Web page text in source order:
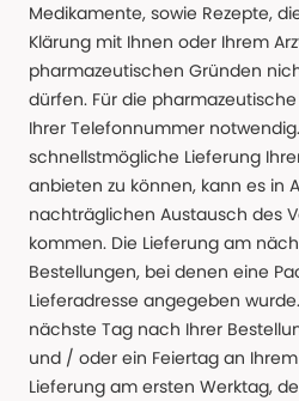
Medikamente, sowie Rezepte,
Klärung mit Ihnen oder Ihrem
pharmazeutischen Gründen
dürfen. Für die
Ihrer Telefonnummer
schnellstmögliche Lieferung
anbieten zu können, kann es in
nachträglichen Austausch des
kommen. Die Lieferung am
Bestellungen, bei denen eine
Lieferadresse angegeben
nächste Tag nach Ihrer
und / oder ein Feiertag an
Lieferung am ersten Werktag,